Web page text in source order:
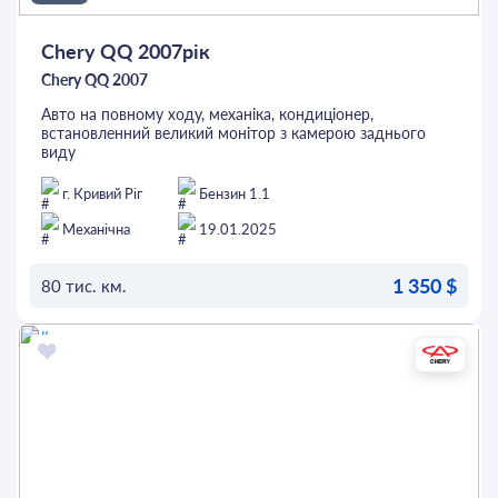
Chery QQ 2007рік
Chery QQ 2007
Авто на повному ходу, механіка, кондиціонер,
встановленний великий монітор з камерою заднього
виду
Технічно авто без нарікань, сів та поїхав.
Документи в повному порядку, будь-який вид
оформлення
г. Кривий Ріг
Бензин 1.1
Механічна
19.01.2025
80 тис. км. 1 350 $
ОСТАВИТЬ ЗАЯВКУ